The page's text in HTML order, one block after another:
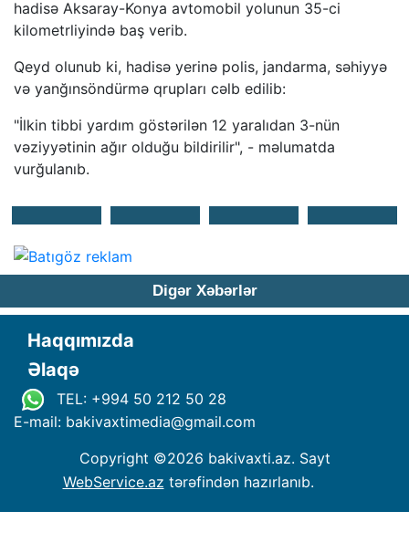
hadisə Aksaray-Konya avtomobil yolunun 35-ci
kilometrliyində baş verib.
Qeyd olunub ki, hadisə yerinə polis, jandarma, səhiyyə
və yanğınsöndürmə qrupları cəlb edilib:
"İlkin tibbi yardım göstərilən 12 yaralıdan 3-nün
vəziyyətinin ağır olduğu bildirilir", - məlumatda
vurğulanıb.
Digər Xəbərlər
Haqqımızda
Əlaqə
TEL: +994 50 212 50 28
E-mail: bakivaxtimedia@gmail.com
Copyright ©2026 bakivaxti.az. Sayt
WebService.az tərəfindən hazırlanıb.